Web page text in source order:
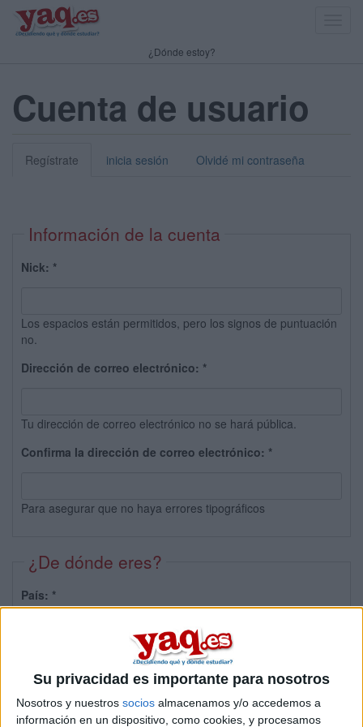
Su privacidad es importante para nosotros
Nosotros y nuestros socios almacenamos y/o accedemos a
información en un dispositivo, como cookies, y procesamos
¿Dónde estoy?
Cuenta de usuario
Regístrate inicia sesión Olvidé mi contraseña
Información de la cuenta
Nick: *
Los espacios están permitidos, pero los signos de puntuación
no.
Dirección de correo electrónico: *
Tu dirección de correo electrónico no se hará pública.
Confirma la dirección de correo electrónico: *
Para asegurar que no haya errores tipográficos
¿De dónde eres?
País: *